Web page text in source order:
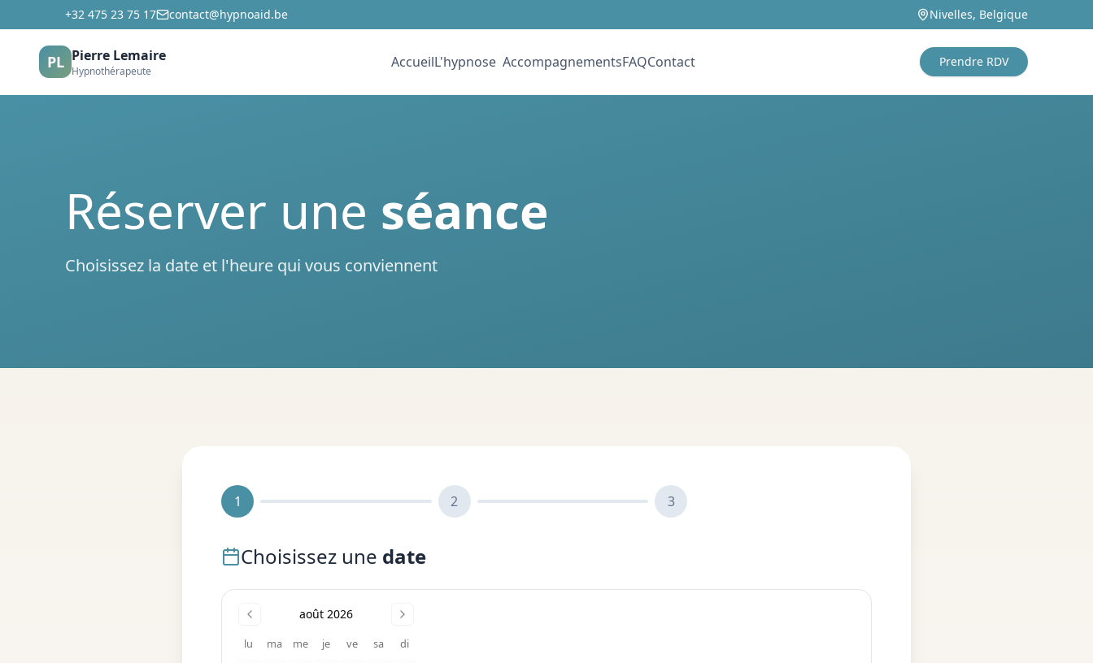
+32 475 23 75 17 contact@hypnoaid.be Nivelles, Belgique
PL Pierre Lemaire
Hypnothérapeute
AccueilL'hypnose AccompagnementsFAQContact Prendre RDV
Réserver une séance
Choisissez la date et l'heure qui vous conviennent
1 2 3
Choisissez une date
août 2026
lu ma me je ve sa di